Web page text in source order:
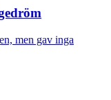
men gav inga